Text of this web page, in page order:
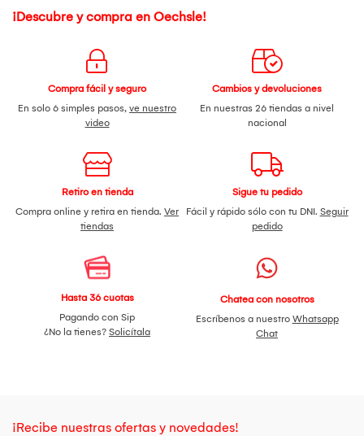
¡Descubre y compra en Oechsle!
Compra fácil y seguro
En solo 6 simples pasos, ve nuestro
video
Cambios y devoluciones
En nuestras 26 tiendas a nivel
nacional
Retiro en tienda
Compra online y retira en tienda. Ver
tiendas
Sigue tu pedido
Fácil y rápido sólo con tu DNI. Seguir
pedido
Hasta 36 cuotas
Pagando con Sip
¿No la tienes? Solicítala
Chatea con nosotros
Escríbenos a nuestro Whatsapp
Chat
¡Recibe nuestras ofertas y novedades!